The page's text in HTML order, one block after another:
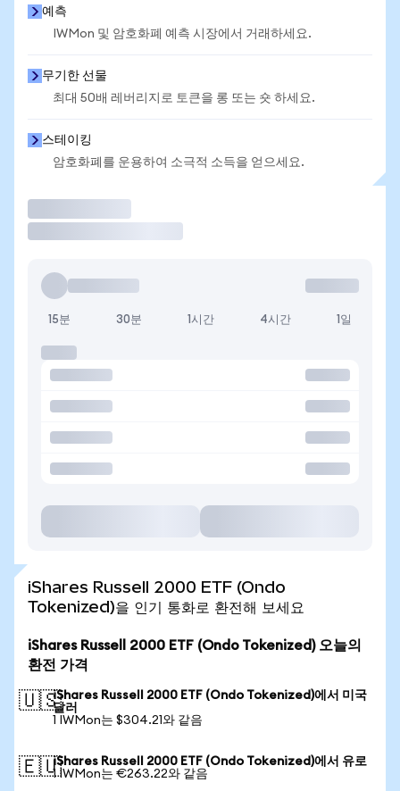
예측
IWMon 및 암호화폐 예측 시장에서 거래하세요.
무기한 선물
최대 50배 레버리지로 토큰을 롱 또는 숏 하세요.
스테이킹
암호화폐를 운용하여 소극적 소득을 얻으세요.
15분 30분 1시간 4시간 1일
iShares Russell 2000 ETF (Ondo
Tokenized)을 인기 통화로 환전해 보세요
iShares Russell 2000 ETF (Ondo Tokenized) 오늘의
환전 가격
🇺🇸iShares Russell 2000 ETF (Ondo Tokenized)에서 미국
달러
1 IWMon는 $304.21와 같음
🇪🇺iShares Russell 2000 ETF (Ondo Tokenized)에서 유로
1 IWMon는 €263.22와 같음